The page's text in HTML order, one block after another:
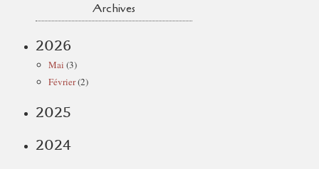
Archives
2026
Mai (3)
Février(2)
2025
2024